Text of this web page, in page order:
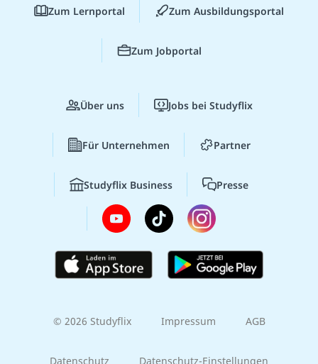
Zum Lernportal Zum Ausbildungsportal
Zum Jobportal
Über uns Jobs bei Studyflix
Für Unternehmen Partner
Studyflix Business Presse
© 2026 Studyflix Impressum AGB
Datenschutz Datenschutz-Einstellungen